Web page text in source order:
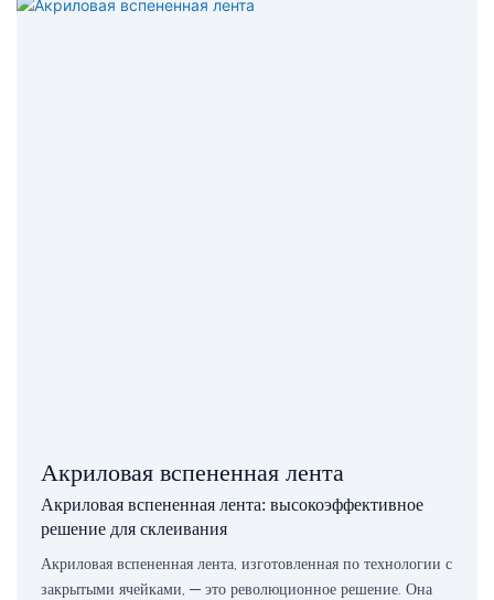
Акриловая вспененная лента
Акриловая вспененная лента: высокоэффективное
решение для склеивания
Акриловая вспененная лента, изготовленная по технологии с
закрытыми ячейками, — это революционное решение. Она